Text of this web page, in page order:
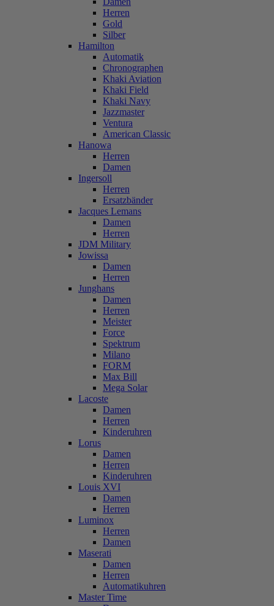
Herren
Gold
Silber
Hamilton
Automatik
Chronographen
Khaki Aviation
Khaki Field
Khaki Navy
Jazzmaster
Ventura
American Classic
Hanowa
Herren
Damen
Ingersoll
Herren
Ersatzbänder
Jacques Lemans
Damen
Herren
JDM Military
Jowissa
Damen
Herren
Junghans
Damen
Herren
Meister
Force
Spektrum
Milano
FORM
Max Bill
Mega Solar
Lacoste
Damen
Herren
Kinderuhren
Lorus
Damen
Herren
Kinderuhren
Louis XVI
Damen
Herren
Luminox
Herren
Damen
Maserati
Damen
Herren
Automatikuhren
Master Time